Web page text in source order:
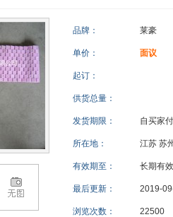
品牌： 莱豪
单价： 面议
起订：
供货总量：
发货期限： 自买家
所在地： 江苏 苏
有效期至： 长期有效
最后更新： 2019-
浏览次数： 22500